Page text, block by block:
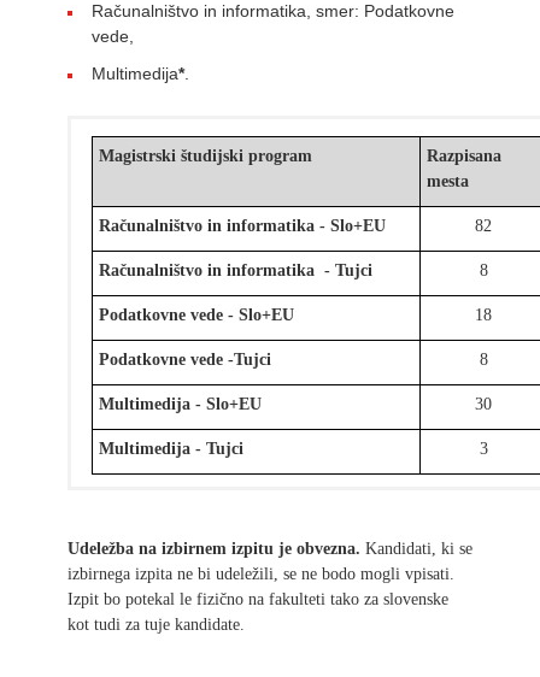
Računalništvo in informatika, smer: Podatkovne
vede,
Multimedija*.
Magistrski študijski program
Razpisana
mesta
Računalništvo in informatika - Slo+EU 82
Računalništvo in informatika - Tujci 8
Podatkovne vede - Slo+EU 18
Podatkovne vede -Tujci 8
Multimedija - Slo+EU 30
Multimedija - Tujci 3
Udeležba na izbirnem izpitu je obvezna. Kandidati, ki se
izbirnega izpita ne bi udeležili, se ne bodo mogli vpisati.
Izpit bo potekal le fizično na fakulteti tako za slovenske
kot tudi za tuje kandidate.